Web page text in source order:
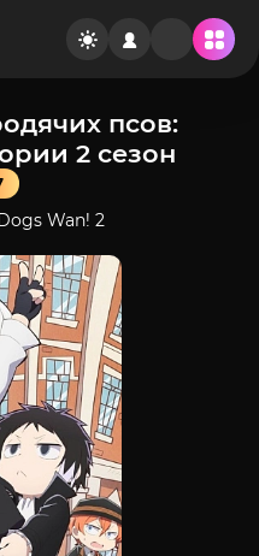
псов:
2 сезон
Wan! 2